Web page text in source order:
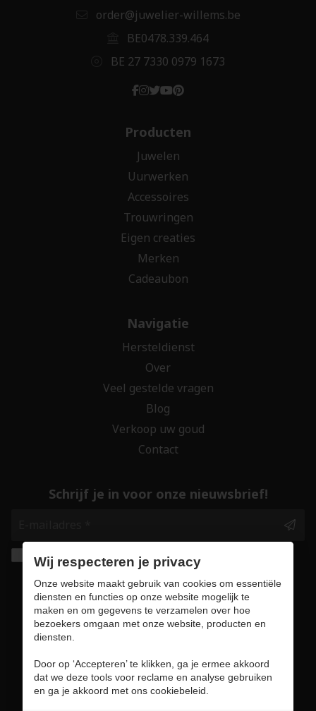
order@juwelier-willems.be
BE0478.339.464
BE 27 7330 0979 1673
Producten
Juwelen
Uurwerken
Accessoires
Trouwringen
Eigen creaties
Merken
Cadeaubon
Navigatie
Hersteldienst
Over
Veel gestelde vragen
Blog
Verkoop uw goud
Contact
Schrijf je in voor onze nieuwsbrief!
Ik geef de toestemming om mijn gegevens te
bewaren en verwerken zoals aangegeven in
onzeprivacy statement. *
Wij respecteren je privacy
Onze website maakt gebruik van cookies om essentiële
diensten en functies op onze website mogelijk te
maken en om gegevens te verzamelen over hoe
bezoekers omgaan met onze website, producten en
diensten.
Door op ‘Accepteren’ te klikken, ga je ermee akkoord
dat we deze tools voor reclame en analyse gebruiken
en ga je akkoord met ons cookiebeleid.